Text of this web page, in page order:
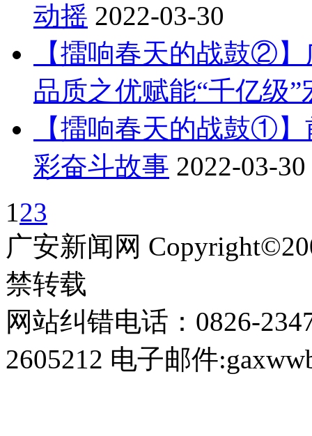
动摇 2022-03-30
【擂响春天的战鼓②
品质之优赋能“千亿级”
【擂响春天的战鼓①
彩奋斗故事 2022-03-30
123
广安新闻网
禁转载
网站纠错电话：0826-
2605212 电子邮件